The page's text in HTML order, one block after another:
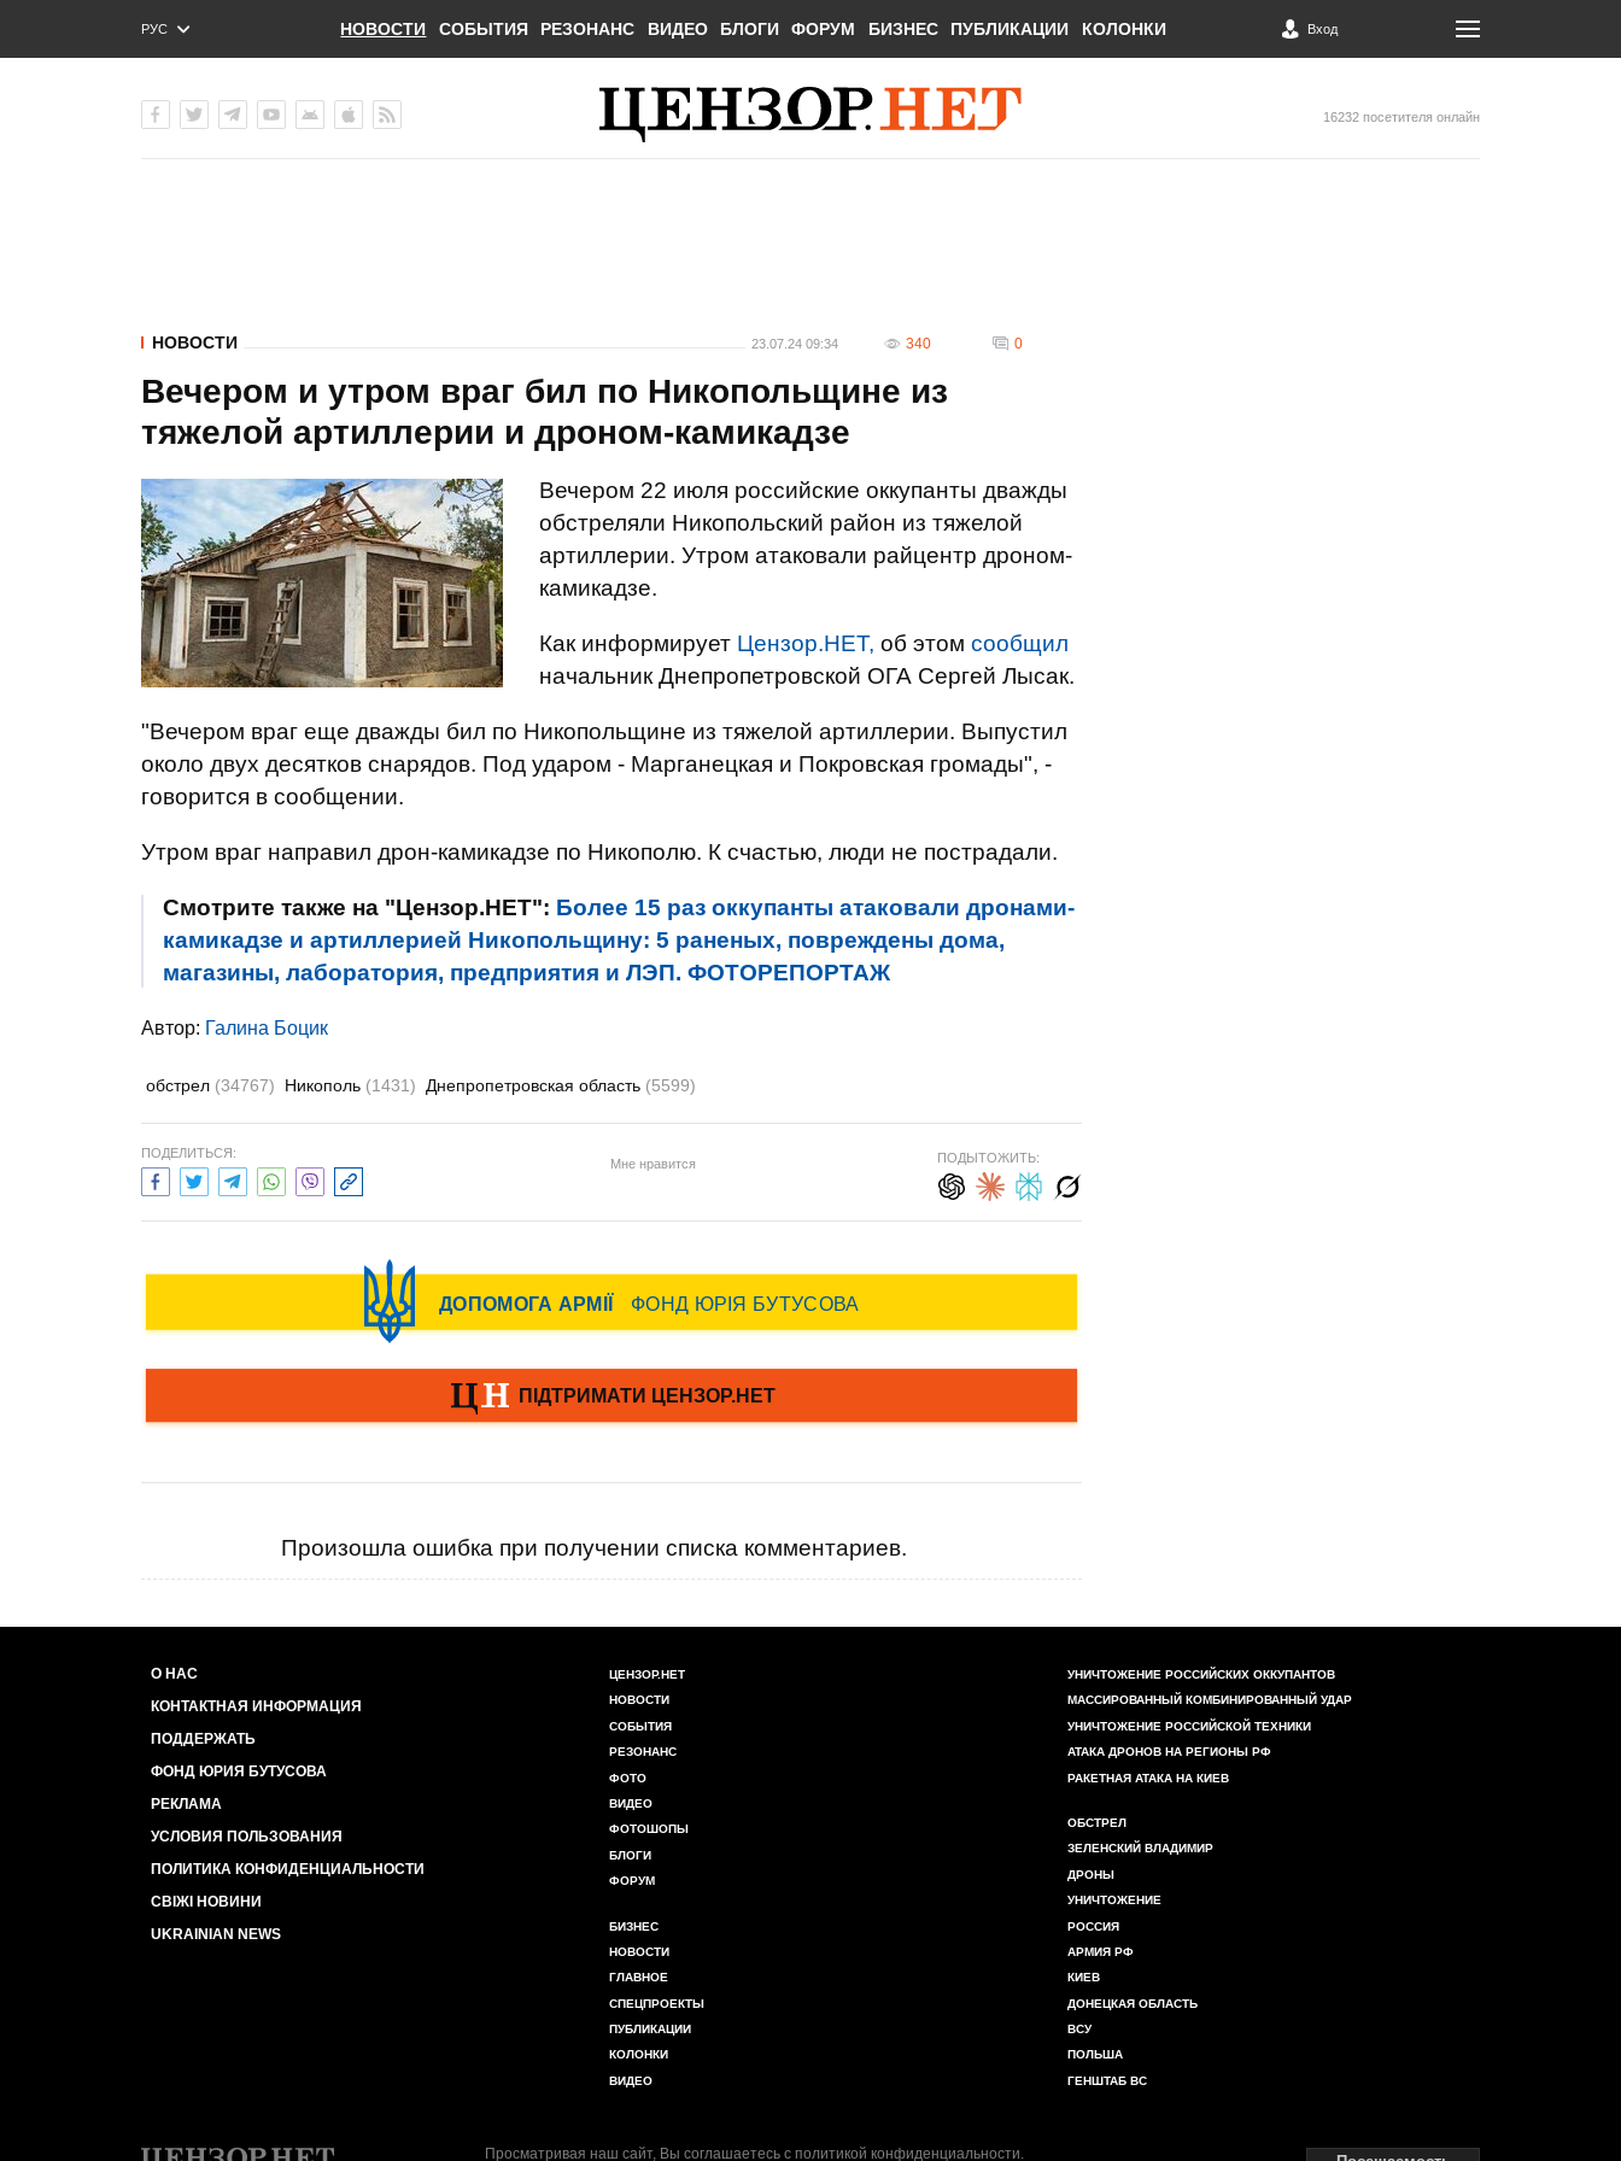
РУС
ENG
НОВОСТИ СОБЫТИЯ РЕЗОНАНС ВИДЕО БЛОГИ ФОРУМ БИЗНЕС ПУБЛИКАЦИИ КОЛОНКИ Вход
16232 посетителя онлайн
НОВОСТИ 23.07.24 09:34 340 0
Вечером и утром враг бил по Никопольщине из
тяжелой артиллерии и дроном-камикадзе
Вечером 22 июля российские оккупанты дважды
обстреляли Никопольский район из тяжелой
артиллерии. Утром атаковали райцентр дроном-
камикадзе.
Как информирует Цензор.НЕТ, об этом сообщил
начальник Днепропетровской ОГА Сергей Лысак.
"Вечером враг еще дважды бил по Никопольщине из тяжелой артиллерии. Выпустил
около двух десятков снарядов. Под ударом - Марганецкая и Покровская громады", -
говорится в сообщении.
Утром враг направил дрон-камикадзе по Никополю. К счастью, люди не пострадали.
Смотрите также на "Цензор.НЕТ": Более 15 раз оккупанты атаковали дронами-
камикадзе и артиллерией Никопольщину: 5 раненых, повреждены дома,
магазины, лаборатория, предприятия и ЛЭП. ФОТОРЕПОРТАЖ
Автор: Галина Боцик
обстрел (34767) Никополь (1431) Днепропетровская область (5599)
ПОДЕЛИТЬСЯ:
Мне нравится ПОДЫТОЖИТЬ:
Произошла ошибка при получении списка комментариев.
О НАС
КОНТАКТНАЯ ИНФОРМАЦИЯ
ПОДДЕРЖАТЬ
ФОНД ЮРИЯ БУТУСОВА
РЕКЛАМА
УСЛОВИЯ ПОЛЬЗОВАНИЯ
ПОЛИТИКА КОНФИДЕНЦИАЛЬНОСТИ
СВІЖІ НОВИНИ
UKRAINIAN NEWS
ЦЕНЗОР.НЕТ
НОВОСТИ
СОБЫТИЯ
РЕЗОНАНС
ФОТО
ВИДЕО
ФОТОШОПЫ
БЛОГИ
ФОРУМ
БИЗНЕС
НОВОСТИ
ГЛАВНОЕ
СПЕЦПРОЕКТЫ
ПУБЛИКАЦИИ
КОЛОНКИ
ВИДЕО
УНИЧТОЖЕНИЕ РОССИЙСКИХ ОККУПАНТОВ
МАССИРОВАННЫЙ КОМБИНИРОВАННЫЙ УДАР
УНИЧТОЖЕНИЕ РОССИЙСКОЙ ТЕХНИКИ
АТАКА ДРОНОВ НА РЕГИОНЫ РФ
РАКЕТНАЯ АТАКА НА КИЕВ
ОБСТРЕЛ
ЗЕЛЕНСКИЙ ВЛАДИМИР
ДРОНЫ
УНИЧТОЖЕНИЕ
РОССИЯ
АРМИЯ РФ
КИЕВ
ДОНЕЦКАЯ ОБЛАСТЬ
ВСУ
ПОЛЬША
ГЕНШТАБ ВС
Просматривая наш сайт, Вы соглашаетесь с политикой конфиденциальности.